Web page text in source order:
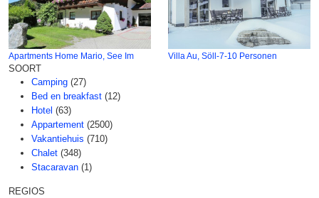
Apartments Home Mario, See Im Villa Au, Söll-7-10 Personen
SOORT
Camping (27)
Bed en breakfast (12)
Hotel (63)
Appartement (2500)
Vakantiehuis (710)
Chalet (348)
Stacaravan (1)
REGIOS